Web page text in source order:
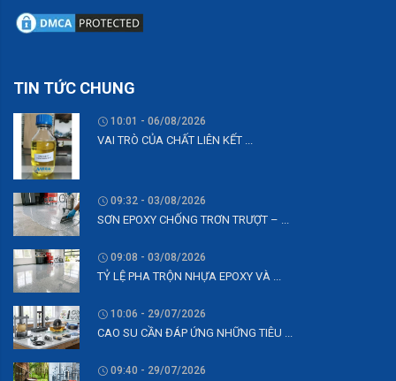
TIN TỨC CHUNG
10:01 - 06/08/2026
VAI TRÒ CỦA CHẤT LIÊN KẾT ...
09:32 - 03/08/2026
SƠN EPOXY CHỐNG TRƠN TRƯỢT – ...
09:08 - 03/08/2026
TỶ LỆ PHA TRỘN NHỰA EPOXY VÀ ...
10:06 - 29/07/2026
CAO SU CẦN ĐÁP ỨNG NHỮNG TIÊU ...
09:40 - 29/07/2026